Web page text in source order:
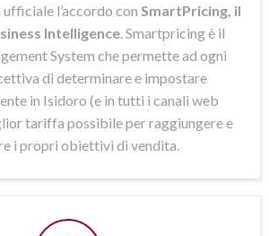
l’accordo con SmartPricing, il
Intelligence . Smartpricing è il
System che permette ad ogni
di determinare e impostare
in Isidoro (e in tutti i canali web
tariffa possibile per raggiungere e
i propri obiettivi di vendita.